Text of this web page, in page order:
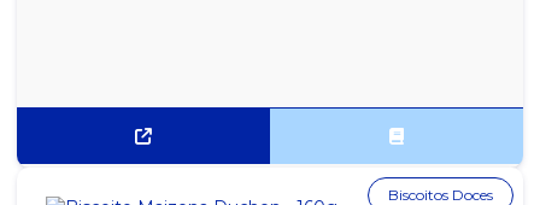
Biscoitos Doces